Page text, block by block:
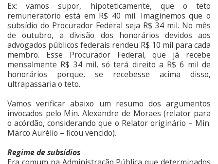
Ex: vamos supor, hipoteticamente, que o teto
remuneratório está em R$ 40 mil. Imaginemos que o
subsídio do Procurador Federal seja R$ 34 mil. No mês
de outubro, a divisão dos honorários devidos aos
advogados públicos federais rendeu R$ 10 mil para cada
membro. Esse Procurador Federal, que já recebe
mensalmente R$ 34 mil, só terá direito a R$ 6 mil de
honorários porque, se recebesse acima disso,
ultrapassaria o teto.
Vamos verificar abaixo um resumo dos argumentos
invocados pelo Min. Alexandre de Moraes (relator para
o acórdão, considerando que o Relator originário – Min.
Marco Aurélio – ficou vencido).
Regime de subsídios